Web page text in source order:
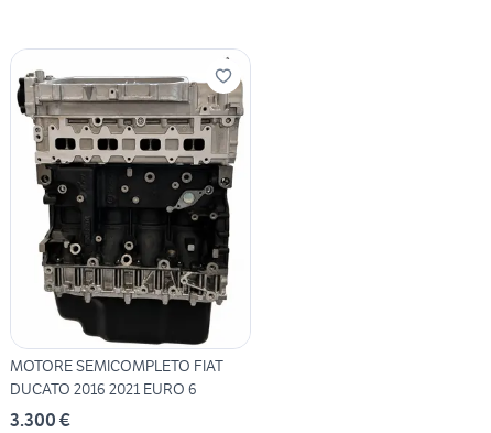
MOTORE SEMICOMPLETO FIAT
DUCATO 2016 2021 EURO 6
3.300 €